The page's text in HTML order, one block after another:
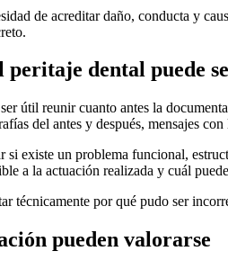
de acreditar daño, conducta y
dental puede
útil reunir cuanto antes la
del antes y después, mensajes
existe un problema funcional,
a la actuación realizada y cuál
técnicamente por qué pudo ser
pueden valorarse